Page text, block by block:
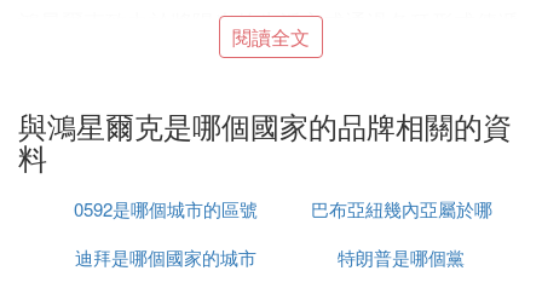
鴻星爾克致力於將陽光的生活方式通過各種形式傳遞
給世界每個角落的年輕人,鼓勵他們時刻保持積極樂
和生機勃勃，激發出無限創造力、想像力和正能量。
長期以來，鴻星爾克與上海ATP1000大師賽、中國網
球公開賽、澳大利亞網球公開賽、WTA年終總決賽等
國內外頂級賽事合作，同時為國際網球明星提供專業
的網球裝備，在中國網球服飾領域處於領導地位。
閱讀全文
與鴻星爾克是哪個國家的品牌相關的資
料
0592是哪個城市的區號
巴布亞紐幾內亞屬於哪
個洲
迪拜是哪個國家的城市
特朗普是哪個黨